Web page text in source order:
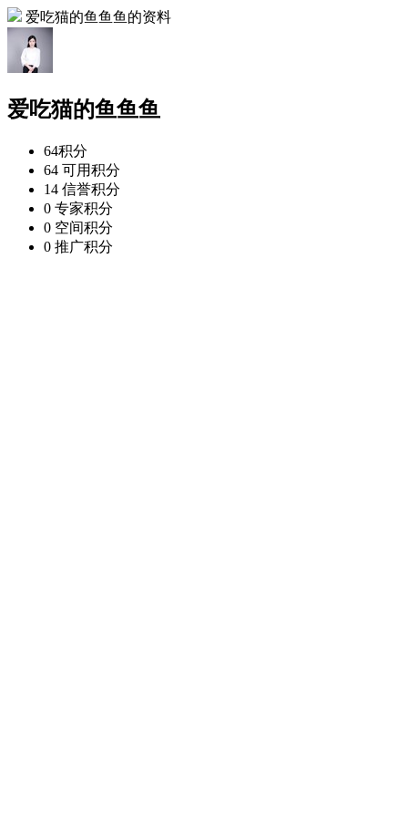
爱吃猫的鱼鱼鱼的资料
爱吃猫的鱼鱼鱼
64积分
64 可用积分
14 信誉积分
0 专家积分
0 空间积分
0 推广积分